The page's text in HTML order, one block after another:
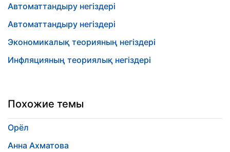
Автоматтандыру негіздері
Автоматтандыру негіздері
Экономикалық теорияның негіздері
Инфляцияның теориялық негіздері
Похожие темы
Орёл
Анна Ахматова